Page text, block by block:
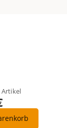
Artikel